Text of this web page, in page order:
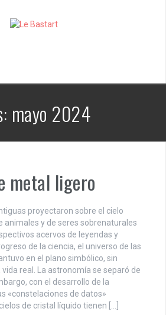
mayo 2024
metal ligero
proyectaron sobre el cielo
animales y de seres sobrenaturales
acervos de leyendas y
de la ciencia, el universo de las
en el plano simbólico, sin
real. La astronomía se separó de
con el desarrollo de la
«constelaciones de datos»
de cristal líquido tienen […]